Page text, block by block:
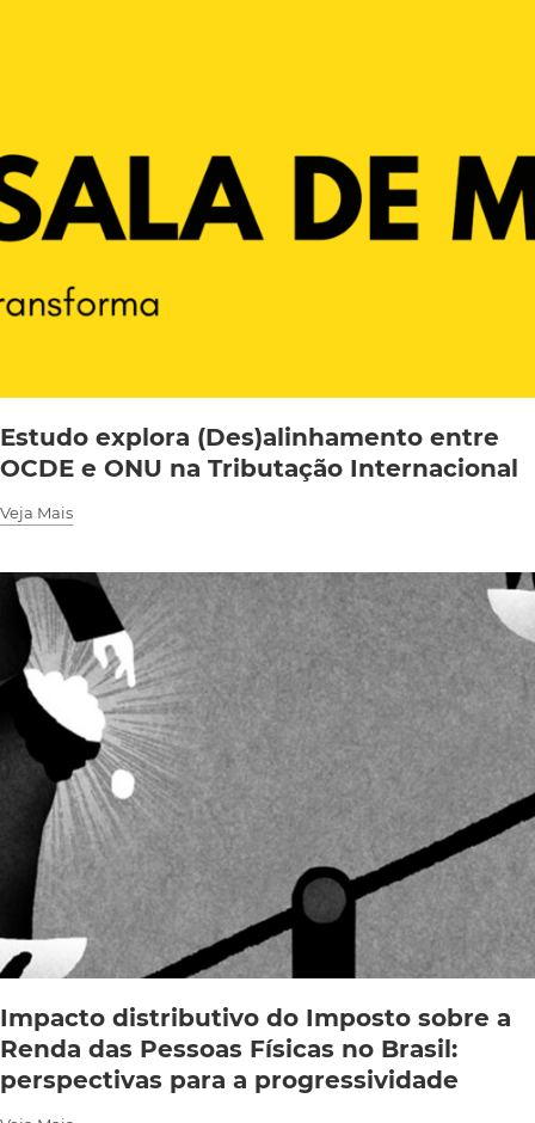
Estudo explora (Des)alinhamento entre
OCDE e ONU na Tributação Internacional
Veja Mais
Impacto distributivo do Imposto sobre a
Renda das Pessoas Físicas no Brasil:
perspectivas para a progressividade